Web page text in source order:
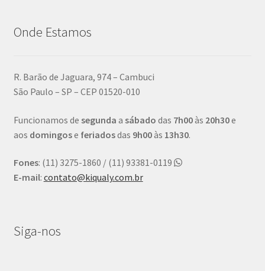
Onde Estamos
R. Barão de Jaguara, 974 – Cambuci
São Paulo – SP – CEP 01520-010
Funcionamos de segunda a sábado das 7h00às 20h30e
aos domingose feriadosdas 9h00às 13h30.
Fones: (11) 3275-1860 / (11) 93381-0119
E-mail: contato@kiqualy.com.br
Siga-nos